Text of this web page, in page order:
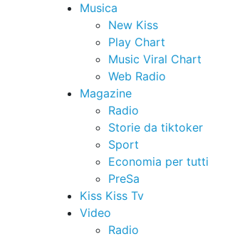
Musica
New Kiss
Play Chart
Music Viral Chart
Web Radio
Magazine
Radio
Storie da tiktoker
Sport
Economia per tutti
PreSa
Kiss Kiss Tv
Video
Radio